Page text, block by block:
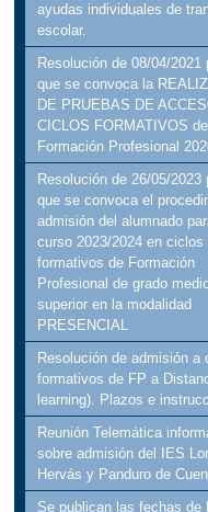
ayudas individuales de
escolar.
Resolución de 08/04/2021
que se convoca la
DE PRUEBAS DE
CICLOS FORMATIVOS de
Formación Profesional
Resolución de 26/05/2023
que se convoca el
admisión del alumnado
curso 2023/2024 en ciclos
formativos de Formación
Profesional de grado
superior en la modalidad
PRESENCIAL
Resolución de admisión a
formativos de FP a
learning). Plazos e
Reunión Telemática
sobre admisión del IES
Hervás y Panduro de
Se publican las fechas de